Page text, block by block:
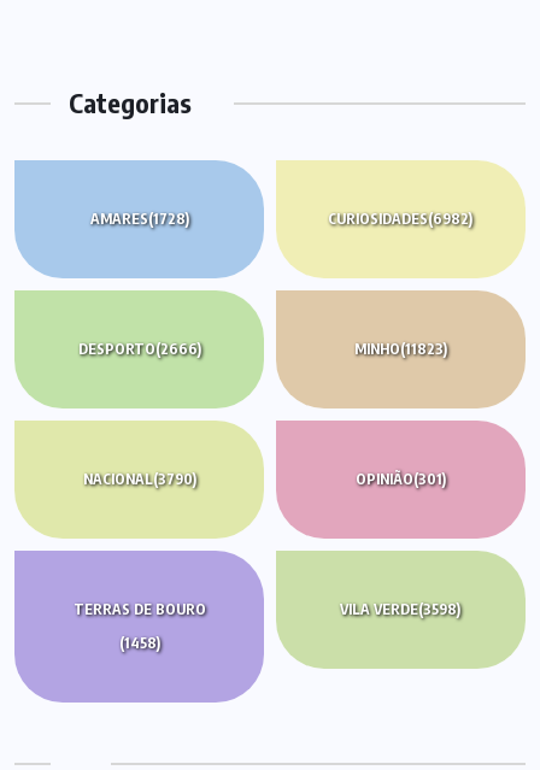
Categorias
AMARES(1728) CURIOSIDADES(6982)
DESPORTO(2666) MINHO(11823)
NACIONAL(3790) OPINIÃO(301)
TERRAS DE BOURO
(1458)
VILA VERDE(3598)